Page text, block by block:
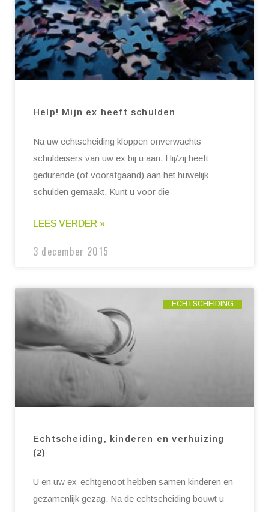
Help! Mijn ex heeft schulden
Na uw echtscheiding kloppen onverwachts
schuldeisers van uw ex bij u aan. Hij/zij heeft
gedurende (of voorafgaand) aan het huwelijk
schulden gemaakt. Kunt u voor die
LEES VERDER »
3 december 2015
ECHTSCHEIDING
Echtscheiding, kinderen en verhuizing
(2)
U en uw ex-echtgenoot hebben samen kinderen en
gezamenlijk gezag. Na de echtscheiding bouwt u